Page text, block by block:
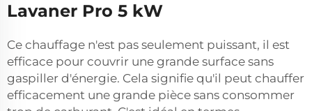
Lavaner Pro 5 kW
Ce chauffage n'est pas seulement puissant, il est
efficace pour couvrir une grande surface sans
gaspiller d'énergie. Cela signifie qu'il peut chauffer
efficacement une grande pièce sans consommer